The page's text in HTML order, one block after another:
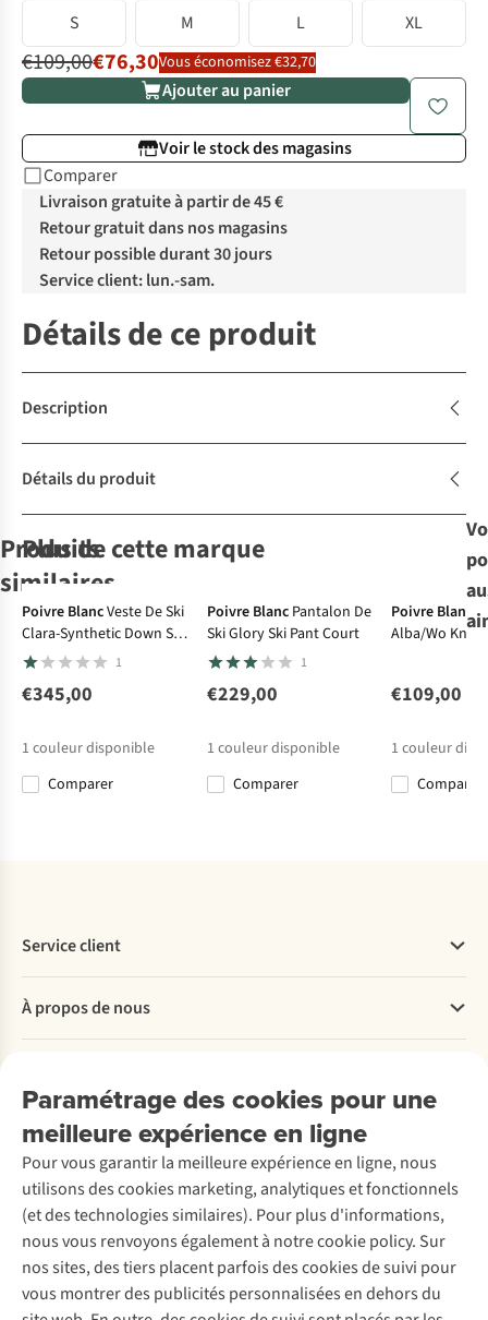
S
M L XL
€109,00€76,30Vous économisez €32,70
Ajouter au panier
Voir le stock des magasins
Comparer
Livraison gratuite à partir de 45 €
Retour gratuit dans nos magasins
Retour possible durant 30 jours
Service client: lun.-sam.
Détails de ce produit
Description
Détails du produit
Produits
similaires
Collective Of
Moving People
Pull Woman
-30%
Goldbergh
Polaire Serena
€83,30
Protest
Polaire
Ivory 1/4 Zip
Active Top
-30%
Roxy
Polaire
Chloe Kim
Print Polar
€66,50
Plus de cette marque
Poivre BlancVeste De Ski
Clara-Synthetic Down Ski
Jacket
1
€345,00
1 couleur disponible
Comparer
Poivre Blanc Pantalon De
Ski Glory Ski Pant Court
1
€229,00
1 couleur disponible
Comparer
Poivre Blanc
Alba/Wo Knit
€109,00
1 couleur
Comparer
Paramétrage des cookies pour une
meilleure expérience en ligne
Pour vous garantir la meilleure expérience en ligne, nous
utilisons des cookies marketing, analytiques et fonctionnels
(et des technologies similaires). Pour plus d'informations,
nous vous renvoyons également à notre cookie policy. Sur
nos sites, des tiers placent parfois des cookies de suivi pour
vous montrer des publicités personnalisées en dehors du
Service client
Commander
Payer
Retourner
Rétractation d'une commande
Entretien & réparations
Garantie
Contactez-nous
À propos de nous
Entreprise responsable
À propos d’Ayacucho
Nos magasins
À propos d’A.S.Adventure
Déclaration d'accessibilité
Location / Location sports d’hiver
Seconde-main
Entretien de ski
Service de lavage
Entretien de chaussures
Réparation de chaussures
Réparation de vêtements
Retouches
Découvrez
A.S.Magazine
Explore Camp
Expertise & conseils
Abonnez-vous à la newsletter